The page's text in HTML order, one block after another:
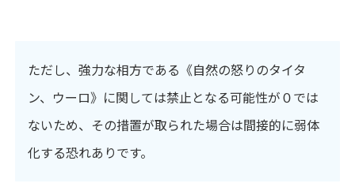
ただし、強力な相方である《自然の怒りのタイタ
ン、ウーロ》に関しては禁止となる可能性が０では
ないため、その措置が取られた場合は間接的に弱体
化する恐れありです。